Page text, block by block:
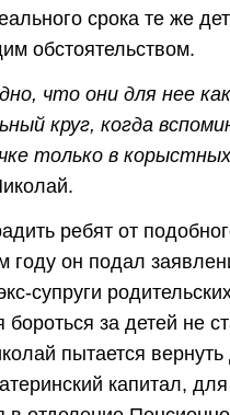
срока те же
обстоятельством.
что они для нее как
круг, когда
только в
ребят от
году он подал
супруги
бороться за детей не
пытается
капитал, для